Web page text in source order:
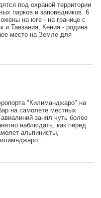
под охраной территории
парков и заповедников. 6
на юге - на границе с
и Танзания, Кения - родина
место на Земле для
"Килиманджаро" на
на самолете местных
занял чуть более
наблюдать, как перед
альпинисты,